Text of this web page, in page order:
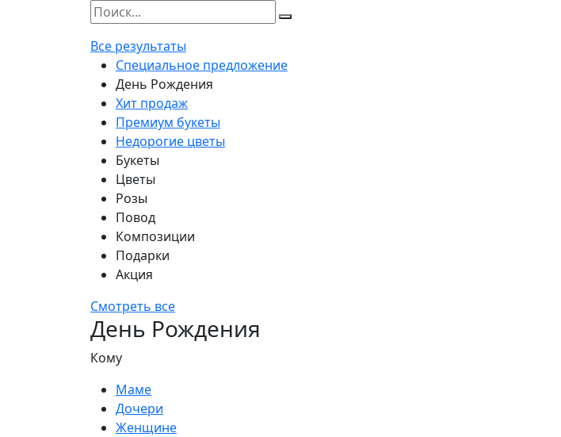
Все результаты
Специальное предложение
День Рождения
Хит продаж
Премиум букеты
Недорогие цветы
Букеты
Цветы
Розы
Повод
Композиции
Подарки
Акция
Смотреть все
День Рождения
Кому
Маме
Дочери
Женщине